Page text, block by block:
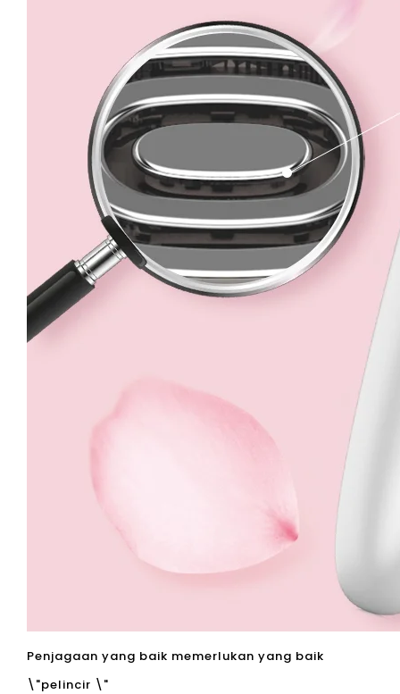
Penjagaan yang baik memerlukan yang baik
\"pelincir \"